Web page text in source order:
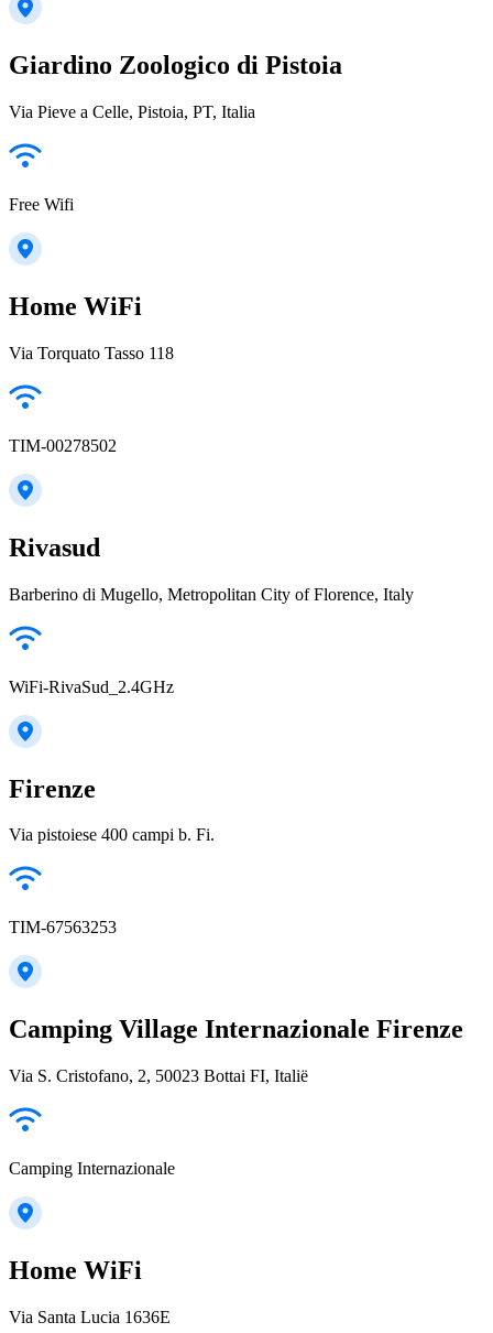
Giardino Zoologico di Pistoia
Via Pieve a Celle, Pistoia, PT, Italia
Free Wifi
Home WiFi
Via Torquato Tasso 118
TIM-00278502
Rivasud
Barberino di Mugello, Metropolitan City of Florence, Italy
WiFi-RivaSud_2.4GHz
Firenze
Via pistoiese 400 campi b. Fi.
TIM-67563253
Camping Village Internazionale Firenze
Via S. Cristofano, 2, 50023 Bottai FI, Italië
Camping Internazionale
Home WiFi
Via Santa Lucia 1636E